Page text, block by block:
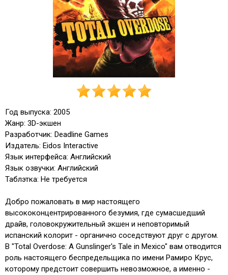
Год выпуска: 2005
Жанр: 3D-экшен
Разработчик: Deadline Games
Издатель: Eidos Interactive
Язык интерфейса: Английский
Язык озвучки: Английский
Таблэтка: Не требуется
Добро пожаловать в мир настоящего
высококонцентрированного безумия, где сумасшедший
драйв, головокружительный экшен и неповторимый
испанский колорит - органично соседствуют друг с другом.
В "Total Overdose: A Gunslinger's Tale in Mexico" вам отводится
роль настоящего беспредельщика по имени Рамиро Крус,
которому предстоит совершить невозможное, а именно -